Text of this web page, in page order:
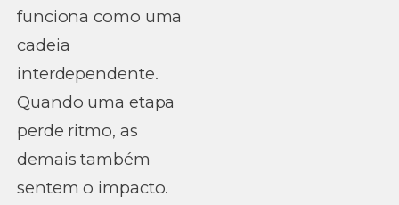
funciona como uma
cadeia
interdependente.
Quando uma etapa
perde ritmo, as
demais também
sentem o impacto.